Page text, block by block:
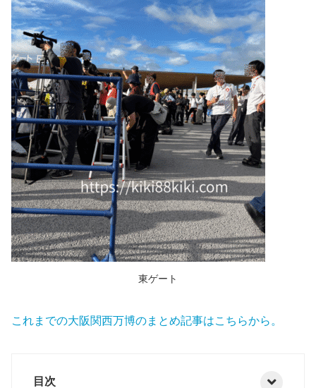
東ゲート
これまでの大阪関西万博のまとめ記事はこちらから。
目次